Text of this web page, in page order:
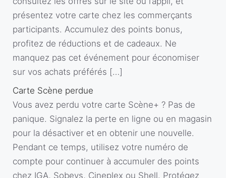
présentez votre carte chez les commerçants
participants. Accumulez des points bonus,
profitez de réductions et de cadeaux. Ne
manquez pas cet événement pour économiser
sur vos achats préférés […]
Carte Scène perdue
Vous avez perdu votre carte Scène+ ? Pas de
panique. Signalez la perte en ligne ou en magasin
pour la désactiver et en obtenir une nouvelle.
Pendant ce temps, utilisez votre numéro de
compte pour continuer à accumuler des points
chez IGA, Sobeys, Cineplex ou Shell. Protégez